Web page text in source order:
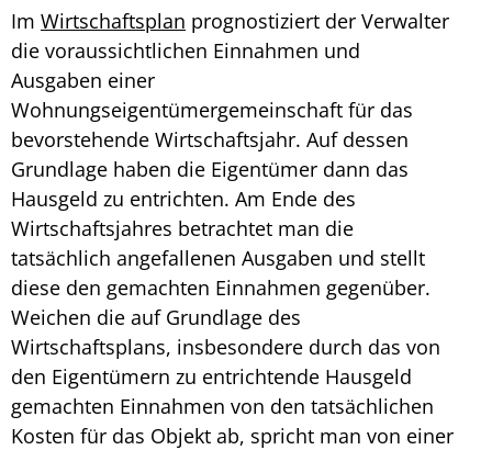
Im Wirtschaftsplan prognostiziert der Verwalter
die voraussichtlichen Einnahmen und
Ausgaben einer
Wohnungseigentümergemeinschaft für das
bevorstehende Wirtschaftsjahr. Auf dessen
Grundlage haben die Eigentümer dann das
Hausgeld zu entrichten. Am Ende des
Wirtschaftsjahres betrachtet man die
tatsächlich angefallenen Ausgaben und stellt
diese den gemachten Einnahmen gegenüber.
Weichen die auf Grundlage des
Wirtschaftsplans, insbesondere durch das von
den Eigentümern zu entrichtende Hausgeld
gemachten Einnahmen von den tatsächlichen
Kosten für das Objekt ab, spricht man von einer